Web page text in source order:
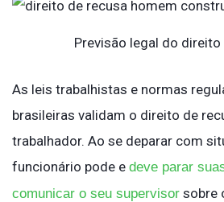
Previsão legal do direito
As leis trabalhistas e normas
brasileiras validam o direito de
trabalhador. Ao se deparar com
funcionário pode e deve parar
comunicar o seu supervisor sobre